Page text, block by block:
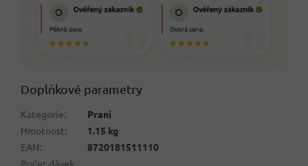
Doplňkové parametry
Kategorie:
Praní
Hmotnost:
1.15 kg
EAN:
8720181511110
Počet dávek